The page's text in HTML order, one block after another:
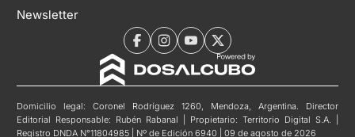
Newsletter
Domicilio legal: Coronel Rodríguez 1260, Mendoza, Argentina. Director
Editorial Responsable: Rubén Rabanal | Propietario: Territorio Digital S.A. |
Registro DNDA N°11804985 | Nº de Edición 6940 | 09 de agosto de 2026